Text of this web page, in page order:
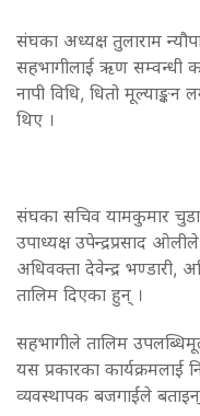
संघका अध्यक्ष तुलाराम
सहभागीलाई ऋण सम्वन्धी
नापी विधि, धितो
थिए ।
संघका सचिव यामकुमार
उपाध्यक्ष उपेन्द्रप्रसाद
अधिवक्ता देवेन्द्र
तालिम दिएका हुन् ।
सहभागीले तालिम
यस प्रकारका कार्यक्रमलाई
व्यवस्थापक बजगाईले